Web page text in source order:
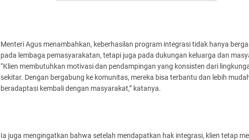
Menteri Agus menambahkan, keberhasilan program integrasi tidak hanya
pada lembaga pemasyarakatan, tetapi juga pada dukungan keluarga dan
“Klien membutuhkan motivasi dan pendampingan yang konsisten dari
sekitar. Dengan bergabung ke komunitas, mereka bisa terbantu dan lebih
beradaptasi kembali dengan masyarakat,” katanya.
Ia juga mengingatkan bahwa setelah mendapatkan hak integrasi, klien tetap